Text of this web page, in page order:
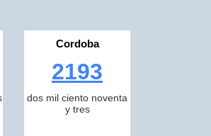
Cordoba
2193
dos mil ciento noventa
y tres